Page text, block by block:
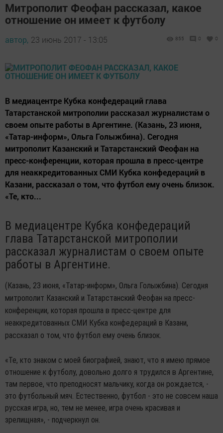
Митрополит Феофан рассказал, какое
отношение он имеет к футболу
автор, 23 июнь 2017 - 13:05 855 0 0
В медиацентре Кубка конфедераций глава
Татарстанской митрополии рассказал журналистам о
своем опыте работы в Аргентине. (Казань, 23 июня,
«Татар-информ», Ольга Голыжбина). Сегодня
митрополит Казанский и Татарстанский Феофан на
пресс-конференции, которая прошла в пресс-центре
для неаккредитованных СМИ Кубка конфедераций в
Казани, рассказал о том, что футбол ему очень близок.
«Те, кто...
В медиацентре Кубка конфедераций
глава Татарстанской митрополии
рассказал журналистам о своем опыте
работы в Аргентине.
(Казань, 23 июня, «Татар-информ», Ольга Голыжбина). Сегодня
митрополит Казанский и Татарстанский Феофан на пресс-
конференции, которая прошла в пресс-центре для
неаккредитованных СМИ Кубка конфедераций в Казани,
рассказал о том, что футбол ему очень близок.
«Те, кто знаком с моей биографией, знают, что я имею прямое
отношение к футболу, довольно долго я трудился в Аргентине,
там первое, что преподносят мальчику, когда он рождается, -
это футбольный мяч. Естественно, футбол - это не совсем наша
русская игра, но, тем не менее, игра очень красивая и
зрелищная», - подчеркнул он.